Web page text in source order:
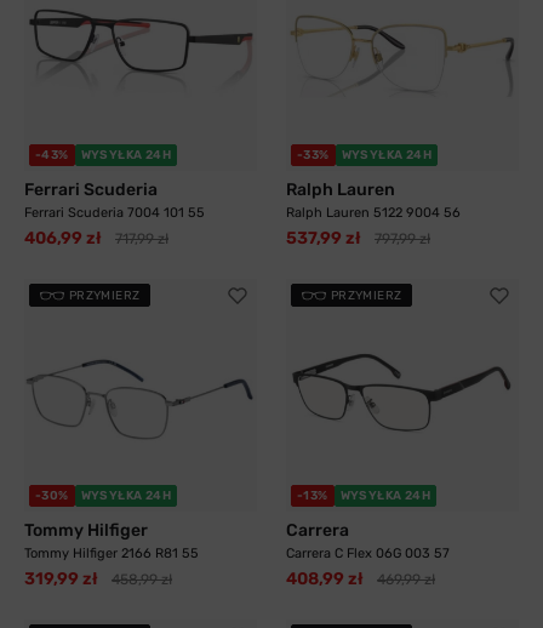
-43% WYSYŁKA 24H
Ferrari Scuderia
Ferrari Scuderia 7004 101 55
406,99 zł 717,99 zł
-33% WYSYŁKA 24H
Ralph Lauren
Ralph Lauren 5122 9004 56
537,99 zł 797,99 zł
PRZYMIERZ
-30% WYSYŁKA 24H
Tommy Hilfiger
Tommy Hilfiger 2166 R81 55
319,99 zł 458,99 zł
PRZYMIERZ
-13% WYSYŁKA 24H
Carrera
Carrera C Flex 06G 003 57
408,99 zł 469,99 zł